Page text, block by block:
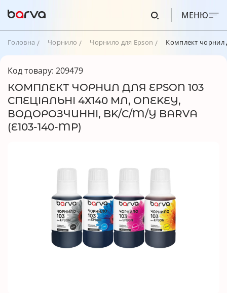
МЕНЮ
Головна Чорнило Чорнило для Epson Комплект чорнил
Код товару: 209479
КОМПЛЕКТ ЧОРНИЛ ДЛЯ EPSON 103
СПЕЦІАЛЬНІ 4Х140 МЛ, ONEKEY,
ВОДОРОЗЧИННІ, BK/C/M/Y BARVA
(E103-140-MP)